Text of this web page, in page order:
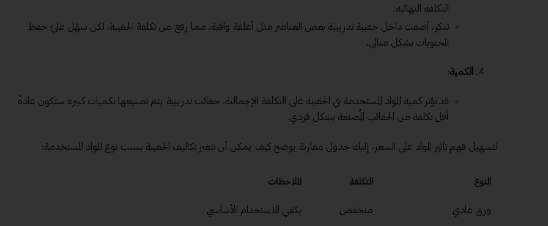
التكلفة النهائية.
تذكر، أضفت داخل حقيبة تدريبية بعض العناصر مثل أغلفة واقية، مما رفع من تكلفة الحقيبة، لكن سهّل عليّ حفظ
المحتويات بشكل مثالي.
الكمية:
قد تؤثر كمية المواد المستخدمة في الحقيبة على التكلفة الإجمالية. حقائب تدريبية يتم تصنيعها بكميات كبيرة ستكون عادةً
أقل تكلفة من الحقائب المُصنعة بشكل فردي.
لتسهيل فهم تأثير المواد على السعر، إليك جدول مقارنة يوضح كيف يمكن أن تتغير تكاليف الحقيبة بسبب نوع المواد المستخدمة:
النوع التكلفة الملاحظات
ورق عادي منخفض يكفي للاستخدام الأساسي